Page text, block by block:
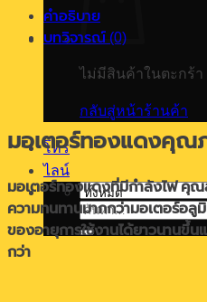
ไม่มีสินค้าในตะกร้า
กลับสู่หน้าร้านค้า
โทร
ไลน์
ค้นหา:
คำอธิบาย
บทวิจารณ์ (0)
มอเตอร์ทองแดงคุณ
มอเตอร์ทองแดงที่มีกำลังไฟ คุ
ความทนทานมากกว่ามอเตอร์อลูมิ
ของอายุการใช้งานได้ยาวนานขึ้น
กว่า